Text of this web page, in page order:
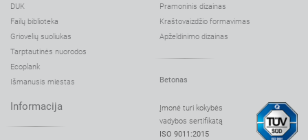
DUK
Failų biblioteka
Griovelių suoliukas
Tarptautinės nuorodos
Ecoplank
Išmanusis miestas
Pramoninis dizainas
Kraštovaizdžio formavimas
Apželdinimo dizainas
Betonas
Informacija
Įmonė turi kokybės
vadybos sertifikatą
ISO 9011:2015